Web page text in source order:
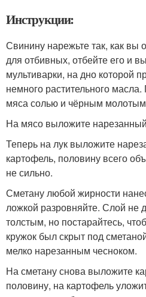
Инструкции:
Свинину нарежьте так, как вы
для отбивных, отбейте его и
мультиварки, на дно которой
немного растительного
мяса солью и чёрным
На мясо выложите
Теперь на лук выложите
картофель, половину всего
не сильно.
Сметану любой жирности
ложкой разровняйте. Слой не
толстым, но постарайтесь,
кружок был скрыт под
мелко нарезанным чесноком.
На сметану снова выложите
половину, на картофель